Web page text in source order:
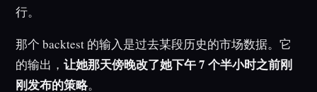
行。
那个 backtest 的输入是过去某段历史的市场数据。它
的输出，让她那天傍晚改了她下午 7 个半小时之前刚
刚发布的策略。